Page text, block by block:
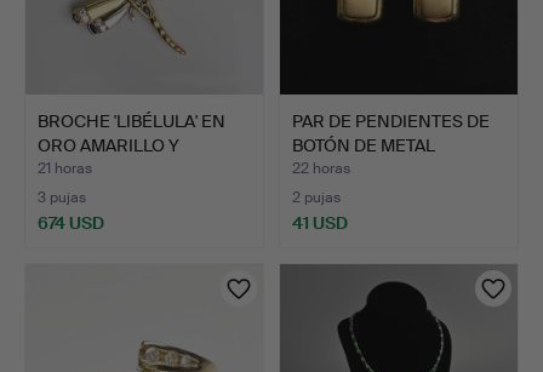
BROCHE 'LIBÉLULA' EN
ORO AMARILLO Y
BLANCO…
21 horas
3 pujas
674 USD
PAR DE PENDIENTES DE
BOTÓN DE METAL
AMARIL…
22 horas
2 pujas
41 USD